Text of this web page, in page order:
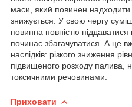
маси, який повинен надходити
знижується. У свою чергу
повинна повністю
починає збагачуватися. А це
наслідків: різкого зниження
підвищеного розходу палива,
токсичними речовинами.
Приховати